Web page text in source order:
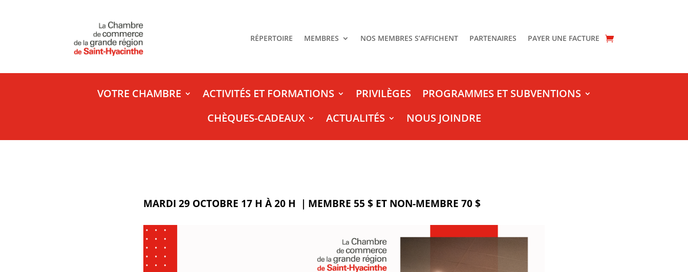
RÉPERTOIRE MEMBRES NOS MEMBRES S’AFFICHENT PARTENAIRES PAYER UNE FACTURE
VOTRE CHAMBRE ACTIVITÉS ET FORMATIONS PRIVILÈGES
PROGRAMMES ET SUBVENTIONS
CHÈQUES-CADEAUX
ACTUALITÉS NOUS JOINDRE
MARDI 29 OCTOBRE 17 H À 20 H ｜MEMBRE 55 $ ET NON-MEMBRE 70 $